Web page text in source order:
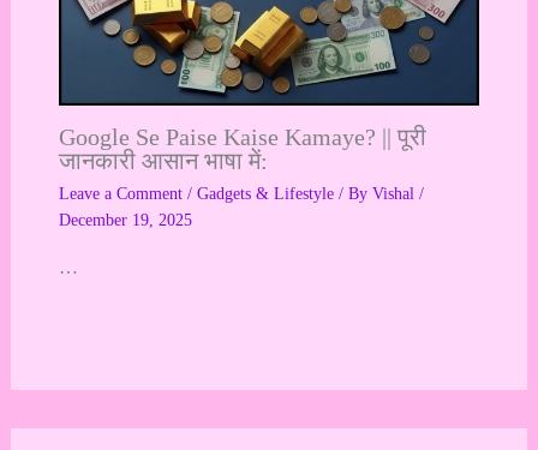
Google Se Paise Kaise Kamaye? || पूरी
जानकारी आसान भाषा में:
Leave a Comment / Gadgets & Lifestyle/ By Vishal /
December 19, 2025
…